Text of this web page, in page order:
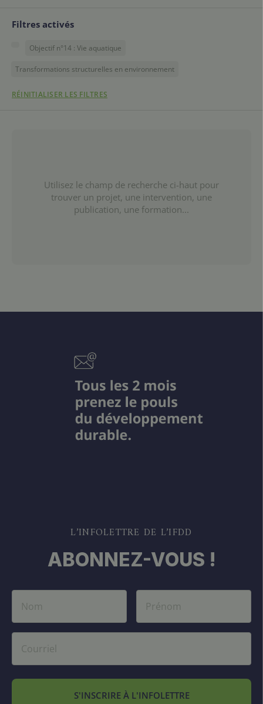
Filtres activés
Objectif n°14 : Vie aquatique
Transformations structurelles en environnement
RÉINITIALISER LES FILTRES
Utilisez le champ de recherche ci-haut pour
trouver un projet, une intervention, une
publication, une formation...
L’INFOLETTRE DE L’IFDD
ABONNEZ-VOUS !
S'INSCRIRE À L'INFOLETTRE